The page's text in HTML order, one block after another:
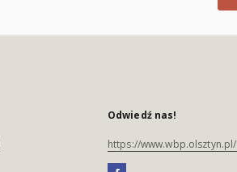
Odwiedź nas!
https://www.wbp.olsztyn.pl/